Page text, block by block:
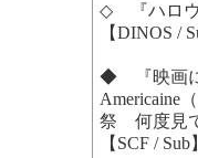
◇ 『ハロウ
【DINOS /
◆ 『映画に
Americaine
祭 何度見
【SCF / Sub